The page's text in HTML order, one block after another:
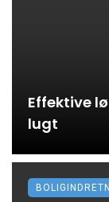
Effektive
lugt